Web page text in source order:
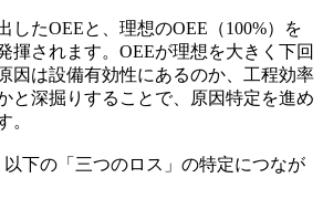
したOEEと、理想のOEE（100%）を
揮されます。OEEが理想を大きく下回
因は設備有効性にあるのか、工程効率
と深掘りすることで、原因特定を進め
。
下の「三つのロス」の特定につなが